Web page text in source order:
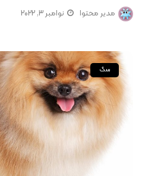
مدیر محتوا نوامبر 3, 2022
سگ